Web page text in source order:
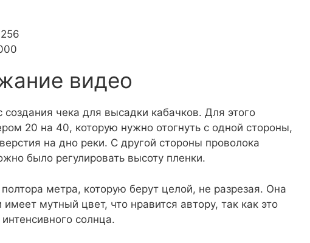
видео
чека для высадки кабачков. Для этого
20 на 40, которую нужно отогнуть с одной стороны,
на дно реки. С другой стороны проволока
было регулировать высоту пленки.
метра, которую берут целой, не разрезая. Она
мутный цвет, что нравится автору, так как это
солнца.